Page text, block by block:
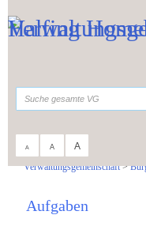
A A A
Verwaltungsgemeinschaft>
Aufgaben